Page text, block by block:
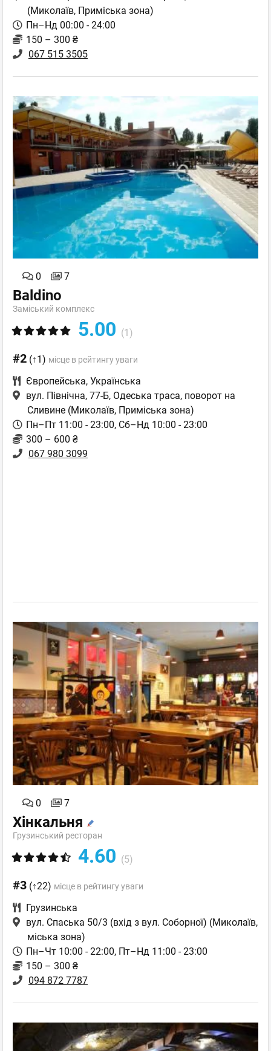
(Миколаїв, Приміська зона)
Пн–Нд 00:00 - 24:00
150 – 300 ₴
067 515 3505
0 7
Baldino
Заміський комплекс
5.00 (1)
#2 (↑1) місце в рейтингу уваги
Європейська, Українська
вул. Північна, 77-Б, Одеська траса, поворот на
Сливине (Миколаїв, Приміська зона)
Пн–Пт 11:00 - 23:00, Сб–Нд 10:00 - 23:00
300 – 600 ₴
067 980 3099
0 7
Хінкальня
Грузинський ресторан
4.60 (5)
#3 (↑22) місце в рейтингу уваги
Грузинська
вул. Спаська 50/3 (вхід з вул. Соборної) (Миколаїв,
міська зона)
Пн–Чт 10:00 - 22:00, Пт–Нд 11:00 - 23:00
150 – 300 ₴
094 872 7787